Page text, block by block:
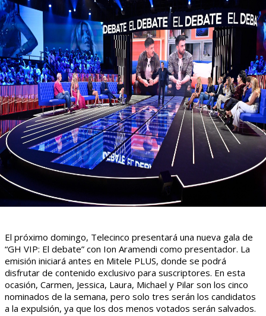
El próximo domingo, Telecinco presentará una nueva gala de
“GH VIP: El debate” con Ion Aramendi como presentador. La
emisión iniciará antes en Mitele PLUS, donde se podrá
disfrutar de contenido exclusivo para suscriptores. En esta
ocasión, Carmen, Jessica, Laura, Michael y Pilar son los cinco
nominados de la semana, pero solo tres serán los candidatos
a la expulsión, ya que los dos menos votados serán salvados.